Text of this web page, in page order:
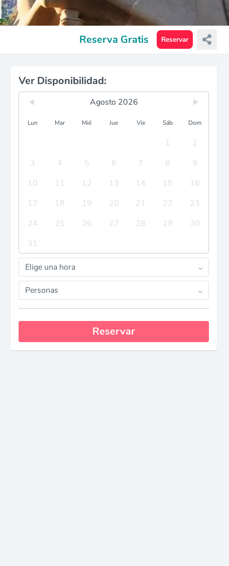
Reserva Gratis Reservar
Ver Disponibilidad:
Agosto 2026
Lun Mar Mié Jue Vie Sáb Dom
1
2
3
4 5 6 7 8
9
10
11 12 13 14 15
16
17
18 19 20 21 22
23
24
25 26 27 28 29
30
31
Elige una hora
Personas
Reservar